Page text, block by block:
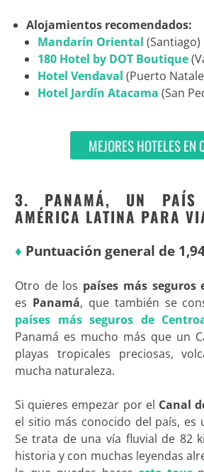
Alojamientos recomendados:
Mandarín Oriental (Santiago)
180 Hotel by DOT Boutique
Hotel Vendaval (Puerto
Hotel Jardín Atacama (San
MEJORES HOTELES EN
3. PANAMÁ, UN PAÍS
AMÉRICA LATINA PARA
♦ Puntuación general de
Otro de los países más seguros
es Panamá, que también se
países más seguros de
Panamá es mucho más que un
playas tropicales preciosas,
mucha naturaleza.
Si quieres empezar por el Canal
el sitio más conocido del país, es
Se trata de una vía fluvial de 82
historia y con muchas leyendas